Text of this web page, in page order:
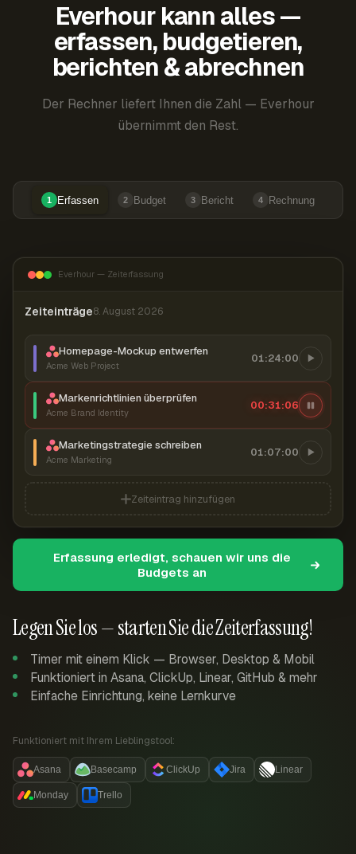
Everhour kann alles —
erfassen, budgetieren,
berichten & abrechnen
Der Rechner liefert Ihnen die Zahl — Everhour
übernimmt den Rest.
1 Erfassen 2 Budget 3 Bericht 4 Rechnung
Legen Sie los — starten Sie die Zeiterfassung!
Timer mit einem Klick — Browser, Desktop & Mobil
Funktioniert in Asana, ClickUp, Linear, GitHub & mehr
Einfache Einrichtung, keine Lernkurve
Funktioniert mit Ihrem Lieblingstool:
Asana Basecamp ClickUp Jira Linear
Monday Trello
Everhour — Zeiterfassung
Zeiteinträge8. August 2026
Homepage-Mockup entwerfen
Acme Web Project
01:24:00
Markenrichtlinien überprüfen
Acme Brand Identity
00:31:06
Marketingstrategie schreiben
Acme Marketing
01:07:00
Zeiteintrag hinzufügen
Erfassung erledigt, schauen wir uns die
Budgets an